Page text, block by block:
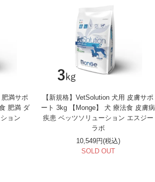
肥満サポ
肥満 ダ
ョン
【新規格】VetSolution 犬用 皮膚サポ
ート 3kg 【Monge】 犬 療法食 皮膚病
疾患 ベッツソリューション エスジー
ラボ
10,549円(税込)
SOLD OUT